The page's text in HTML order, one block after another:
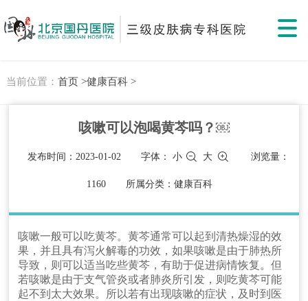
当前位置： 首页 >健康百科 >
咳嗽可以泡喝黄芩吗？￼
发布时间：2023-01-02 字体：小 大 浏览量：
1160 所属分类：健康百科
咳嗽一般可以吃黄芩。黄芩通常可以起到清热燥湿的效
果，并且具有泻火解毒的功效，如果咳嗽是由于肺热所
导致，则可以适当吃些黄芩，有助于促进病情恢复。但
若咳嗽是由于支气管炎或者肺炎所引发，则吃黄芩可能
起不到太大效果。所以若有出现咳嗽的症状，及时到医